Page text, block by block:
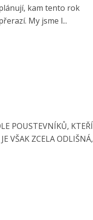
kam tento rok
My jsme l...
POUSTEVNÍKŮ, KTEŘÍ
VŠAK ZCELA ODLIŠNÁ,